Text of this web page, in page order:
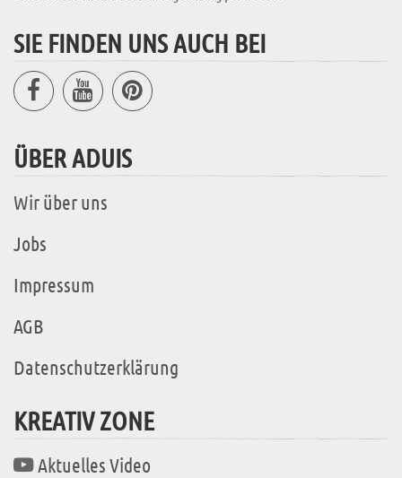
SIE FINDEN UNS AUCH BEI
ÜBER ADUIS
Wir über uns
Jobs
Impressum
AGB
Datenschutzerklärung
KREATIV ZONE
Aktuelles Video